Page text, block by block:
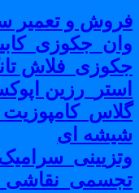
و تعمیر
ای